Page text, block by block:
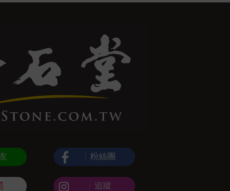
粉絲團
追蹤